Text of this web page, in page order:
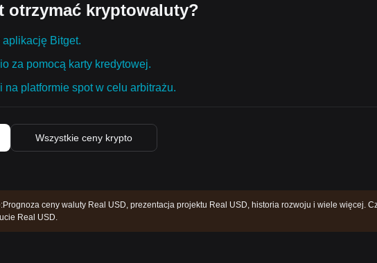
otrzymać kryptowaluty?
aplikację Bitget.
za pomocą karty kredytowej.
platformie spot w celu arbitrażu.
Wszystkie ceny krypto
Prognoza ceny waluty Real USD, prezentacja projektu Real USD, historia rozwoju i wiele więcej.
Real USD.